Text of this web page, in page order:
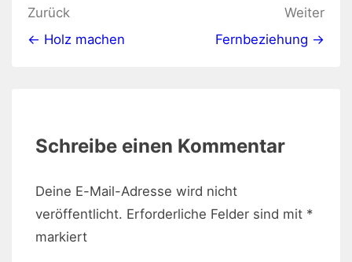
Beitragsnavigation
Zurück
← Holz machen
Weiter
Fernbeziehung →
Schreibe einen Kommentar
Deine E-Mail-Adresse wird nicht
veröffentlicht. Erforderliche Felder sind mit *
markiert